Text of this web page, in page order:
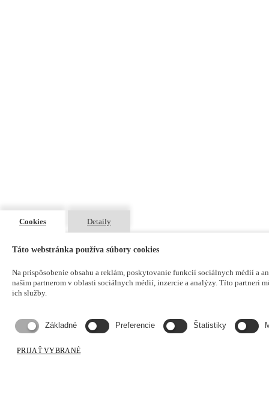
Cookies Detaily
Táto webstránka používa súbory cookies
Na prispôsobenie obsahu a reklám, poskytovanie funkcií sociálnych médií a
našim partnerom v oblasti sociálnych médií, inzercie a analýzy. Títo
ich služby.
Základné Preferencie Štatistiky
PRIJAŤ VYBRANÉ